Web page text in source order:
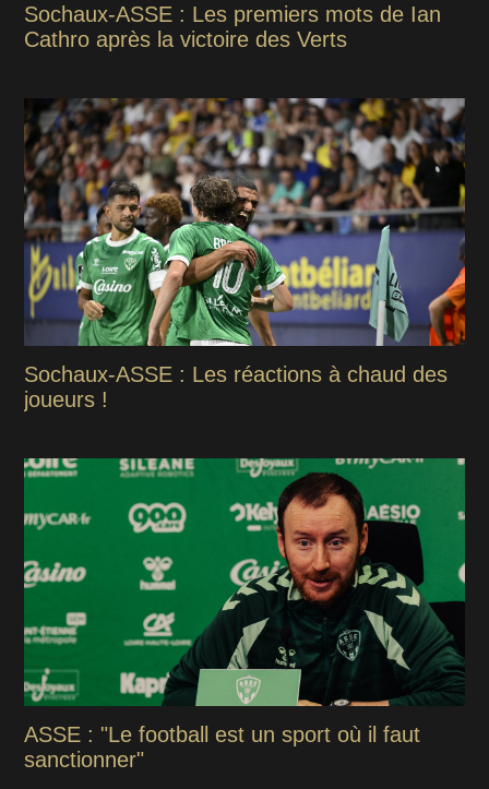
Sochaux-ASSE : Les premiers mots de Ian
Cathro après la victoire des Verts
Sochaux-ASSE : Les réactions à chaud des
joueurs !
ASSE : "Le football est un sport où il faut
sanctionner"